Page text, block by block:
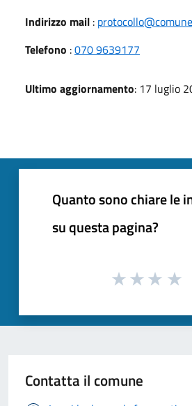
Indirizzo mail :
Telefono :070 9639177
Ultimo aggiornamento: 17 luglio
Quanto sono chiare le
su questa pagina?
Contatta il comune